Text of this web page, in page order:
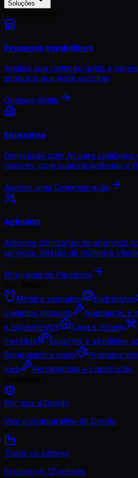
Soluções
Pequenos Vendedores
Analise seu catálogo grátis e
produtos que você escolher
Comece Grátis
Enterprise
Otimização com AI para catálogos
maiores, com suporte dedicado e
Agende uma Demonstração
Agências
Adicione otimização de anúncios
serviços. Gestão de múltiplos
Programa de Parceiros
Moda e vestuário
Eletrônicos
cuidados pessoais
Autopeças e
e suplementos
Casa e móveis
mercado
Esportes e atividades
Brinquedos e jogos
Produtos
luxo
Ferramentas e construção
Por que a Dondo
Veja o comparativo da Dondo
Todos os setores
Explore os 12 setores